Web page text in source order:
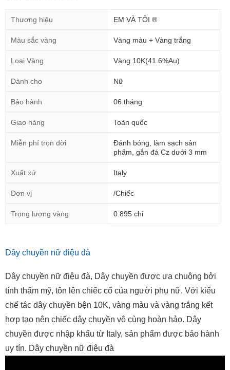
Thương hiệu EM VÀ TÔI ®
Màu sắc vàng Vàng màu + Vàng trắng
Loại Vàng Vàng 10K(41.6%Au)
Dành cho Nữ
Bảo hành 06 tháng
Giao hàng Toàn quốc
Miễn phí trọn đời
Đánh bóng, làm sạch sản
phẩm, gắn đá Cz dưới 3 mm
Xuất xứ Italy
Đơn vị /Chiếc
Trọng lượng vàng 0.895 chỉ
Dây chuyền nữ điệu đà
Dây chuyền nữ điệu đà, Dây chuyền được ưa chuộng bởi
tính thẩm mỹ, tôn lên chiếc cổ của người phụ nữ. Với kiểu
chế tác dây chuyền bện 10K, vàng màu và vàng trắng kết
hợp tạo nên chiếc dây chuyền vô cùng hoàn hảo. Dây
chuyền được nhập khẩu từ Italy, sản phẩm được bảo hành
uy tín. Dây chuyền nữ điệu đà